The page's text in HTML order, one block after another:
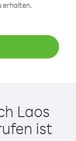
erhalten.
Laos
ist